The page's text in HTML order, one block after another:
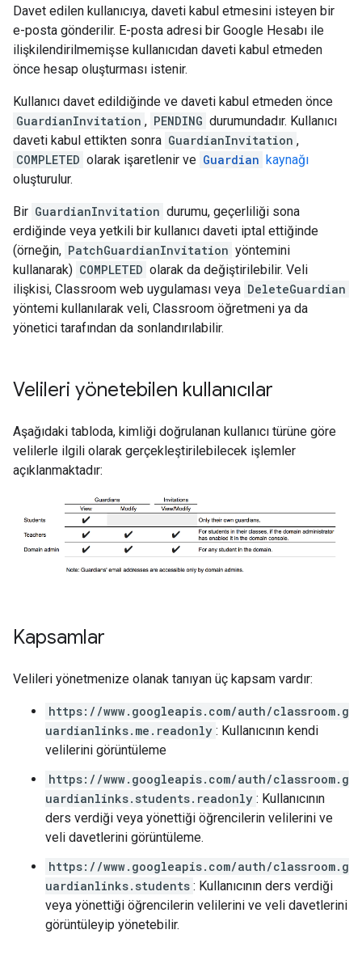
Davet edilen kullanıcıya, daveti kabul etmesini isteyen bir
e-posta gönderilir. E-posta adresi bir Google Hesabı ile
ilişkilendirilmemişse kullanıcıdan daveti kabul etmeden
önce hesap oluşturması istenir.
Kullanıcı davet edildiğinde ve daveti kabul etmeden önce
GuardianInvitation , PENDING durumundadır. Kullanıcı
daveti kabul ettikten sonra GuardianInvitation ,
COMPLETED olarak işaretlenir ve Guardian kaynağı
oluşturulur.
Bir GuardianInvitation durumu, geçerliliği sona
erdiğinde veya yetkili bir kullanıcı daveti iptal ettiğinde
(örneğin, PatchGuardianInvitation yöntemini
kullanarak) COMPLETED olarak da değiştirilebilir. Veli
ilişkisi, Classroom web uygulaması veya DeleteGuardian
yöntemi kullanılarak veli, Classroom öğretmeni ya da
yönetici tarafından da sonlandırılabilir.
Velileri yönetebilen kullanıcılar
Aşağıdaki tabloda, kimliği doğrulanan kullanıcı türüne göre
velilerle ilgili olarak gerçekleştirilebilecek işlemler
açıklanmaktadır:
Kapsamlar
Velileri yönetmenize olanak tanıyan üç kapsam vardır:
https://www.googleapis.com/auth/classroom.g
uardianlinks.me.readonly : Kullanıcının kendi
velilerini görüntüleme
https://www.googleapis.com/auth/classroom.g
uardianlinks.students.readonly : Kullanıcının
ders verdiği veya yönettiği öğrencilerin velilerini ve
veli davetlerini görüntüleme.
https://www.googleapis.com/auth/classroom.g
uardianlinks.students : Kullanıcının ders verdiği
veya yönettiği öğrencilerin velilerini ve veli davetlerini
görüntüleyip yönetebilir.